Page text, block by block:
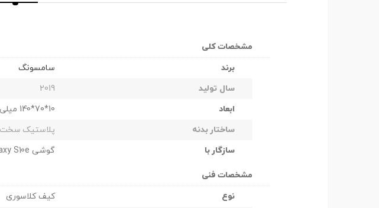
مشخصات کلی
برند
سامسونگ
سال تولید
2019
ابعاد
10*70*140 میلی متر
ساختار بدنه
پلاستیک سخت
سازگار با
گوشی Samsung Galaxy S10e
مشخصات فنی
نوع
کیف کلاسوری